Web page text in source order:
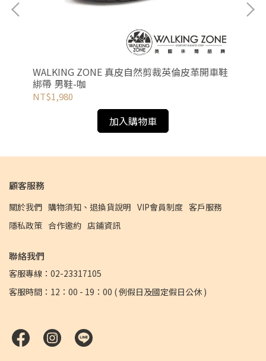
WALKING ZONE 真皮自然剪裁英倫皮革開車鞋
綁帶 男鞋-咖
NT$1,980
加入購物車
顧客服務
關於我們 購物須知、退換貨說明 VIP會員制度 客戶服務
隱私政策 合作邀約 店鋪資訊
聯絡我們
客服專線：02-23317105
客服時間：12：00 - 19：00 ( 例假日及國定假日公休 )